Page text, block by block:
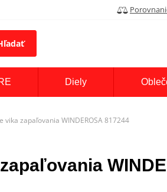
Diely
vika zapaľovania WINDEROSA 817244